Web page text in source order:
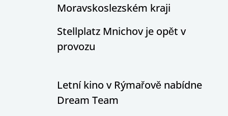
Moravskoslezském kraji
Stellplatz Mnichov je opět v
provozu
Letní kino v Rýmařově nabídne
Dream Team